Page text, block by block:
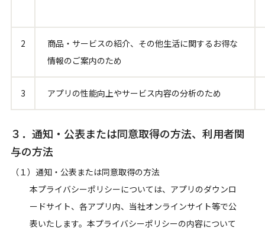
2
商品・サービスの紹介、その他生活に関するお得な
情報のご案内のため
3 アプリの性能向上やサービス内容の分析のため
３．通知・公表または同意取得の方法、利用者関
与の方法
（１）通知・公表または同意取得の方法
本プライバシーポリシーについては、アプリのダウンロ
ードサイト、各アプリ内、当社オンラインサイト等で公
表いたします。本プライバシーポリシーの内容について